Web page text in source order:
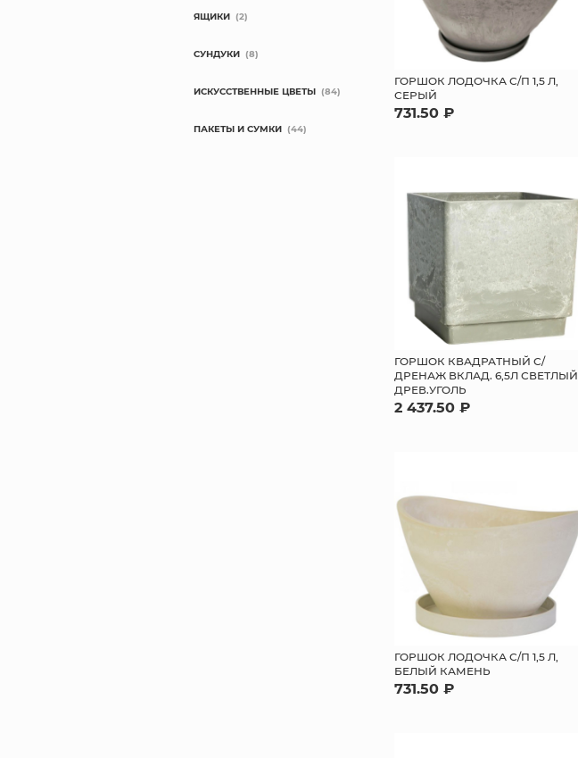
ГОРШОК ЛОДОЧКА С/П 1,5 Л,
СЕРЫЙ
731.50 ₽
ГОРШОК КВАДРАТНЫЙ С/
ДРЕНАЖ ВКЛАД. 6,5Л СВЕТЛЫЙ
ДРЕВ.УГОЛЬ
2 437.50 ₽
ГОРШОК ЛОДОЧКА С/П 1,5 Л,
БЕЛЫЙ КАМЕНЬ
731.50 ₽
ЯЩИКИ (2)
СУНДУКИ (8)
ИСКУССТВЕННЫЕ ЦВЕТЫ (84)
ПАКЕТЫ И СУМКИ (44)